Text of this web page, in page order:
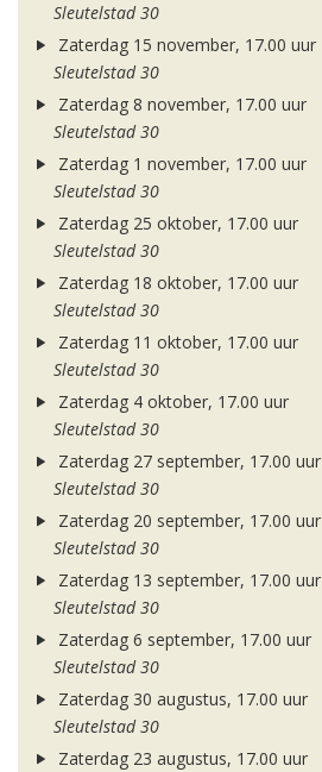
Sleutelstad 30
Zaterdag 15 november, 17.00 uur
Sleutelstad 30
Zaterdag 8 november, 17.00 uur
Sleutelstad 30
Zaterdag 1 november, 17.00 uur
Sleutelstad 30
Zaterdag 25 oktober, 17.00 uur
Sleutelstad 30
Zaterdag 18 oktober, 17.00 uur
Sleutelstad 30
Zaterdag 11 oktober, 17.00 uur
Sleutelstad 30
Zaterdag 4 oktober, 17.00 uur
Sleutelstad 30
Zaterdag 27 september, 17.00 uur
Sleutelstad 30
Zaterdag 20 september, 17.00 uur
Sleutelstad 30
Zaterdag 13 september, 17.00 uur
Sleutelstad 30
Zaterdag 6 september, 17.00 uur
Sleutelstad 30
Zaterdag 30 augustus, 17.00 uur
Sleutelstad 30
Zaterdag 23 augustus, 17.00 uur